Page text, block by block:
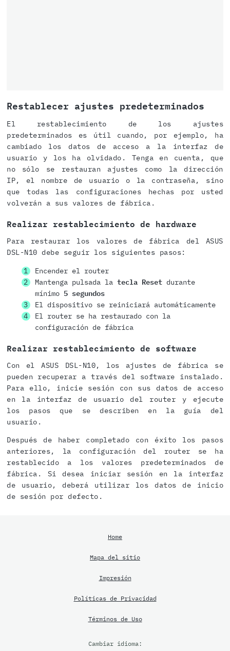
Restablecer ajustes predeterminados
El restablecimiento de los ajustes
predeterminados es útil cuando, por ejemplo, ha
cambiado los datos de acceso a la interfaz de
usuario y los ha olvidado. Tenga en cuenta, que
no sólo se restauran ajustes como la dirección
IP, el nombre de usuario o la contraseña, sino
que todas las configuraciones hechas por usted
volverán a sus valores de fábrica.
Realizar restablecimiento de hardware
Para restaurar los valores de fábrica del ASUS
DSL-N10 debe seguir los siguientes pasos:
Encender el router
Mantenga pulsada la tecla Resetdurante
mínimo 5 segundos
El dispositivo se reiniciará automáticamente
El router se ha restaurado con la
configuración de fábrica
Realizar restablecimiento de software
Con el ASUS DSL-N10, los ajustes de fábrica se
pueden recuperar a través del software instalado.
Para ello, inicie sesión con sus datos de acceso
en la interfaz de usuario del router y ejecute
los pasos que se describen en la guía del
usuario.
Después de haber completado con éxito los pasos
anteriores, la configuración del router se ha
restablecido a los valores predeterminados de
fábrica. Si desea iniciar sesión en la interfaz
de usuario, deberá utilizar los datos de inicio
de sesión por defecto.
Home
Mapa del sitio
Impresión
Políticas de Privacidad
Términos de Uso
Cambiar idioma: